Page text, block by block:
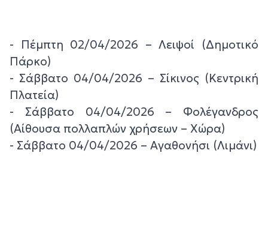
- Πέμπτη 02/04/2026 – Λειψοί (Δημοτικό
Πάρκο)
- Σάββατο 04/04/2026 – Σίκινος (Κεντρική
Πλατεία)
- Σάββατο 04/04/2026 – Φολέγανδρος
(Αίθουσα πολλαπλών χρήσεων – Χώρα)
- Σάββατο 04/04/2026 – Αγαθονήσι (Λιμάνι)